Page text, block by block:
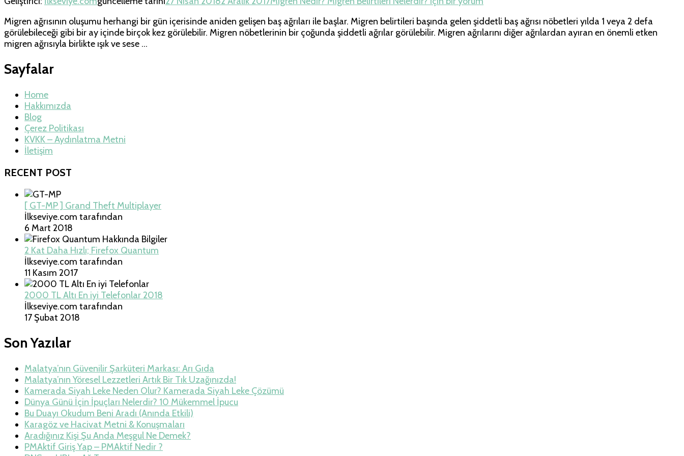
Migren ağrısının oluşumu herhangi bir gün içerisinde aniden gelişen baş ağrıları ile başlar. Migren belirtileri başında gelen şiddetli baş ağrısı nöbetleri yılda 1 veya 2 defa
görülebileceği gibi bir ay içinde birçok kez görülebilir. Migren nöbetlerinin bir çoğunda şiddetli ağrılar görülebilir. Migren ağrılarını diğer ağrılardan ayıran en önemli etken
migren ağrısıyla birlikte ışık ve sese …
Sayfalar
Home
Hakkımızda
Blog
Çerez Politikası
KVKK – Aydınlatma Metni
İletişim
RECENT POST
[ GT-MP ] Grand Theft Multiplayer
İlkseviye.com tarafından
6 Mart 2018
2 Kat Daha Hızlı; Firefox Quantum
İlkseviye.com tarafından
11 Kasım 2017
2000 TL Altı En iyi Telefonlar 2018
İlkseviye.com tarafından
17 Şubat 2018
Son Yazılar
Malatya’nın Güvenilir Şarküteri Markası: Arı Gıda
Malatya’nın Yöresel Lezzetleri Artık Bir Tık Uzağınızda!
Kamerada Siyah Leke Neden Olur? Kamerada Siyah Leke Çözümü
Dünya Günü İçin İpuçları Nelerdir? 10 Mükemmel İpucu
Bu Duayı Okudum Beni Aradı (Anında Etkili)
Karagöz ve Hacivat Metni & Konuşmaları
Aradığınız Kişi Şu Anda Meşgul Ne Demek?
PMAktif Giriş Yap – PMAktif Nedir ?